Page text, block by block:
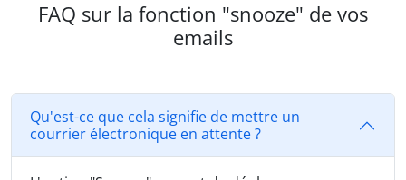
FAQ sur la fonction "snooze" de vos
emails
Qu'est-ce que cela signifie de mettre un
courrier électronique en attente ?